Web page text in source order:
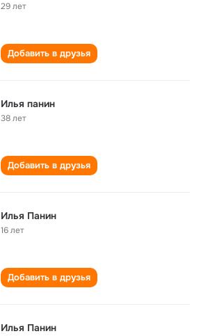
29 лет
Добавить в друзья
Илья панин
38 лет
Добавить в друзья
Илья Панин
16 лет
Добавить в друзья
Илья Панин